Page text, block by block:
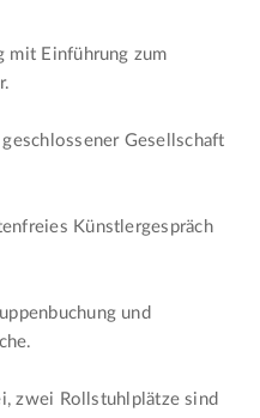
mit Einführung zum
Gesellschaft
Künstlergespräch
und
zwei Rollstuhlplätze sind